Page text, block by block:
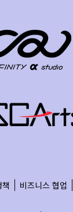
비즈니스 협업